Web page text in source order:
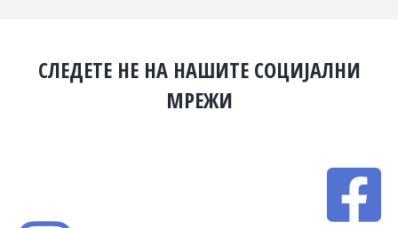
СЛЕДЕТЕ НЕ НА НАШИТЕ СОЦИЈАЛНИ
МРЕЖИ